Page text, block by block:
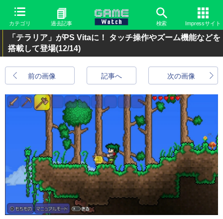
カテゴリ 過去記事 検索 Impressサイト
「テラリア」がPS Vitaに！ タッチ操作やズーム機能などを
搭載して登場(12/14)
前の画像 次の画像
記事へ